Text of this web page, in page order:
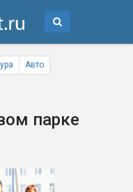
Авто
парке